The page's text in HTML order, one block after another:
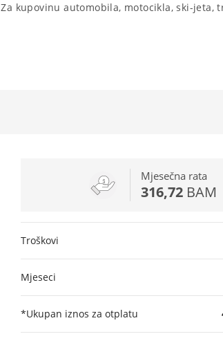
Za kupovinu automobila, motocikla, ski-jeta,
Mjesečna rata
316,72 BAM
Troškovi
Mjeseci
*Ukupan iznos za otplatu